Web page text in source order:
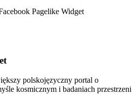
polskojęzyczny portal o
kosmicznym i badaniach przestrzeni